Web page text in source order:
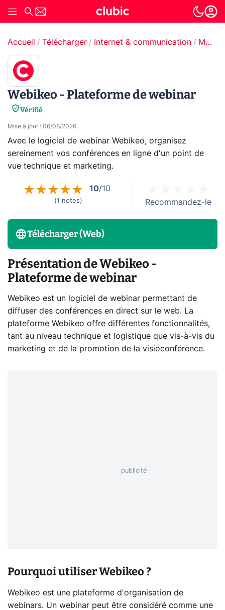
Accueil Télécharger Internet & communication Messagerie instantanée
Webikeo - Plateforme de webinar
Vérifié
Mise à jour : 06/08/2026
Avec le logiciel de webinar Webikeo, organisez
sereinement vos conférences en ligne d'un point de
vue technique et marketing.
10/10
(1 notes) Recommandez-le
Télécharger (Web)
Présentation de Webikeo -
Plateforme de webinar
Webikeo est un logiciel de webinar permettant de
diffuser des conférences en direct sur le web. La
plateforme Webikeo offre différentes fonctionnalités,
tant au niveau technique et logistique que vis-à-vis du
marketing et de la promotion de la visioconférence.
Pourquoi utiliser Webikeo ?
Webikeo est une plateforme d'organisation de
webinars. Un webinar peut être considéré comme une